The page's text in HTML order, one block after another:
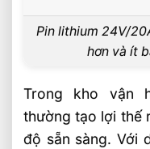
Pin lithium 24V/
hơn và ít
Trong kho vận
thường tạo lợi thế
độ sẵn sàng. Với